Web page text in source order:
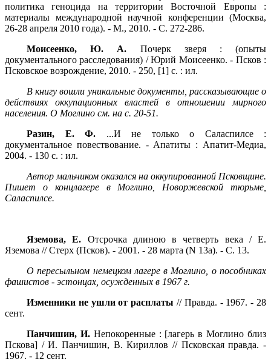
политика геноцида на территории Восточной Европы :
материалы международной научной конференции (Москва,
26-28 апреля 2010 года). - М., 2010. - С. 272-286.
Моисеенко, Ю. А. Почерк зверя : (опыты
документального расследования) / Юрий Моисеенко. - Псков :
Псковское возрождение, 2010. - 250, [1] с. : ил.
В книгу вошли уникальные документы, рассказывающие о
действиях оккупационных властей в отношении мирного
населения. О Моглино см. на с. 20-51.
Разин, Е. Ф. ...И не только о Саласпилсе :
документальное повествование. - Апатиты : Апатит-Медиа,
2004. - 130 с. : ил.
Автор мальчиком оказался на оккупированной Псковщине.
Пишет о концлагере в Моглино, Новоржевской тюрьме,
Саласпилсе.
Яземова, Е. Отсрочка длиною в четверть века / Е.
Яземова // Стерх (Псков). - 2001. - 28 марта (N 13а). - С. 13.
О пересыльном немецком лагере в Моглино, о пособниках
фашистов - эстонцах, осужденных в 1967 г.
Изменники не ушли от расплаты // Правда. - 1967. - 28
сент.
Панчишин, И.Непокоренные : [лагерь в Моглино близ
Пскова] / И. Панчишин, В. Кириллов // Псковская правда. -
1967. - 12 сент.